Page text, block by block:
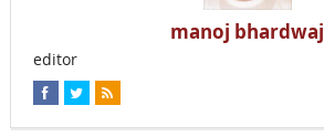
manoj bhardwaj
editor